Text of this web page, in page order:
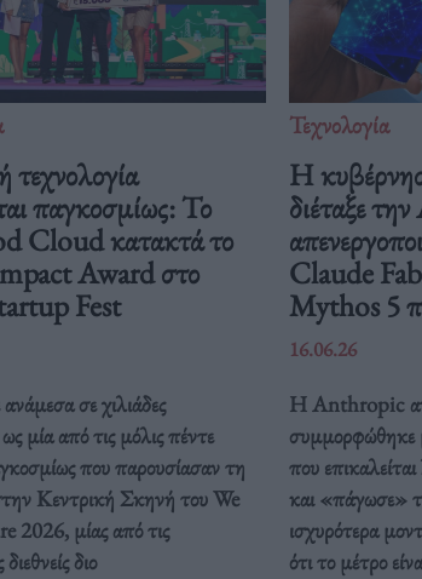
τεχνολογία
παγκοσμίως: Το
Cloud κατακτά το
Award στο
Fest
σε χιλιάδες
μία από τις μόλις πέντε
που παρουσίασαν τη
Κεντρική Σκηνή του We
2026, μίας από τις
διο
Τεχνολογία
Η
διέταξε
Claude
Mythos 5
16.06.26
Η Anthropic
συμμορφώθηκε
που
και «πάγωσε»
ισχυρότερα
ότι το μέτρο